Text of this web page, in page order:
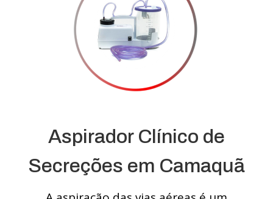
Aspirador Clínico de
Secreções em Camaquã